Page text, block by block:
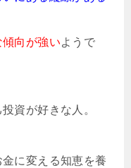
向が強いようで
資が好きな人。
に変える知恵を養